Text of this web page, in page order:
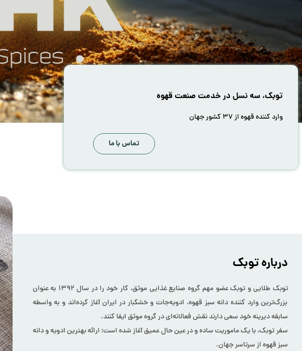
توبک، سه نسل در خدمت صنعت قهوه
وارد کننده قهوه از ۳۷ کشور جهان
تماس با ما
درباره توبک
توبک طلایی و توبک عضو مهم گروه صنایع غذایی موثق، کار خود را در سال ۱۳۹۲ به عنوان
بزرگ‌ترین وارد کننده دانه سبز قهوه، ادویه‌جات و خشکبار در ایران آغاز کرده‌اند و به واسطه
سابقه دیرینه خود سعی دارند نقش فعالانه‌ای در گروه موثق ایفا کنند.
سفر توبک، با یک ماموریت ساده و در عین حال عمیق آغاز شده است؛ ارائه بهترین ادویه و دانه
سبز قهوه از سرتاسر جهان.